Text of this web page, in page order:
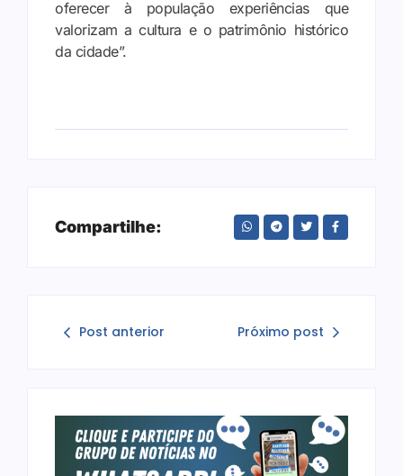
oferecer à população experiências que
valorizam a cultura e o patrimônio histórico
da cidade”.
Compartilhe:
Post anterior Próximo post